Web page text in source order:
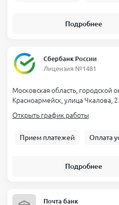
Подробнее
Сбербанк России
Лицензия №1481
Московская область, городской
Красноармейск, улица Чкалова,
Открыть график работы
Прием платежей Оплата
Подробнее
Почта банк